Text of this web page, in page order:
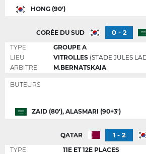
HONG (90')
CORÉE DU SUD 0 - 2
TYPE
GROUPE A
LIEU
VITROLLES (STADE JULES
ARBITRE
M.BERNATSKAIA
BUTEURS
ZAID (80'), ALASMARI (90+3')
QATAR 1 - 2
TYPE
11E ET 12E PLACES